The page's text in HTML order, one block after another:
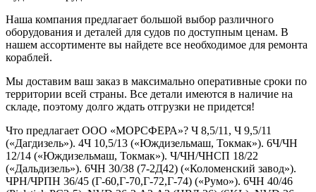
Наша компания предлагает большой выбор различного
оборудования и деталей для судов по доступным ценам. В
нашем ассортименте вы найдете все необходимое для ремонта
кораблей.
Мы доставим ваш заказ в максимально оперативные сроки по
территории всей страны. Все детали имеются в наличие на
складе, поэтому долго ждать отгрузки не придется!
Что предлагает ООО «МОРСФЕРА»? Ч 8,5/11, Ч 9,5/11
(«Дагдизель»). 4Ч 10,5/13 («Юждизельмаш, Токмак»). 6Ч/ЧН
12/14 («Юждизельмаш, Токмак»). Ч/ЧН/ЧНСП 18/22
(«Дальдизель»). 6ЧН 30/38 (7-2Д42) («Коломенский завод»).
ЧРН/ЧРПН 36/45 (Г-60,Г-70,Г-72,Г-74) («Румо»). 6ЧН 40/46